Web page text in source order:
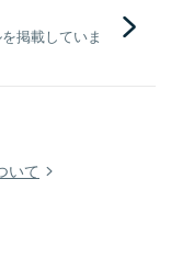
掲載していま
いて